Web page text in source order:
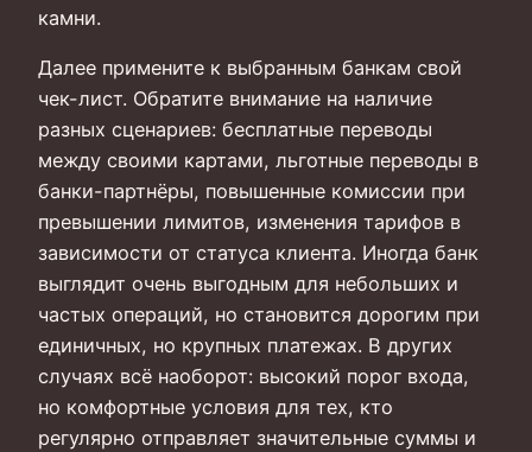
камни.
Далее примените к выбранным банкам свой
чек-лист. Обратите внимание на наличие
разных сценариев: бесплатные переводы
между своими картами, льготные переводы в
банки-партнёры, повышенные комиссии при
превышении лимитов, изменения тарифов в
зависимости от статуса клиента. Иногда банк
выглядит очень выгодным для небольших и
частых операций, но становится дорогим при
единичных, но крупных платежах. В других
случаях всё наоборот: высокий порог входа,
но комфортные условия для тех, кто
регулярно отправляет значительные суммы и